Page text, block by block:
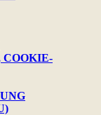
COOKIE-